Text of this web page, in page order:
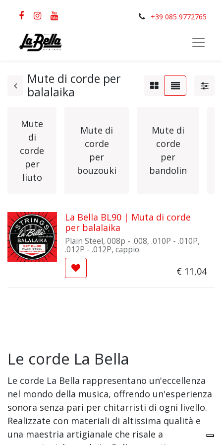
+39 085 9772765
Mute di corde per
balalaika
Mute
di
corde
per
liuto
Mute di
corde
per
bouzouki
Mute di
corde
per
bandolin
La Bella BL90 | Muta di corde
per balalaika
Plain Steel, 008p - .008, .010P - .010P,
.012P - .012P, cappio.
€ 11,04
Le corde La Bella
Le corde La Bella rappresentano un'eccellenza
nel mondo della musica, offrendo un'esperienza
sonora senza pari per chitarristi di ogni livello.
Realizzate con materiali di altissima qualità e
una maestria artigianale che risale a